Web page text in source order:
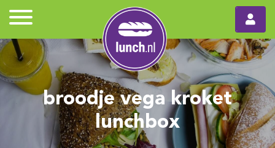
broodje vega kroket
lunchbox